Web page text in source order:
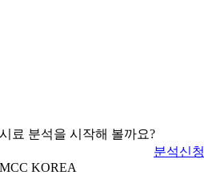
시료 분석을 시작해 볼까요?
분석신청
MCC KOREA